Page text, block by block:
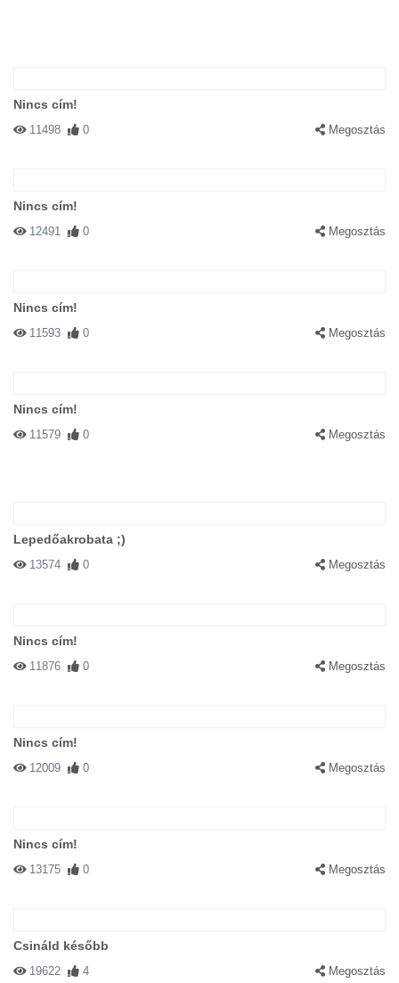
Nincs cím!
11498 0 Megosztás
Nincs cím!
12491 0 Megosztás
Nincs cím!
11593 0 Megosztás
Nincs cím!
11579 0 Megosztás
Lepedőakrobata ;)
13574 0 Megosztás
Nincs cím!
11876 0 Megosztás
Nincs cím!
12009 0 Megosztás
Nincs cím!
13175 0 Megosztás
Csináld később
19622 4 Megosztás